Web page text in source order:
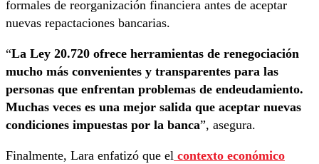
formales de reorganización financiera antes de aceptar
nuevas repactaciones bancarias.
“La Ley 20.720 ofrece herramientas de renegociación
mucho más convenientes y transparentes para las
personas que enfrentan problemas de endeudamiento.
Muchas veces es una mejor salida que aceptar nuevas
condiciones impuestas por la banca”, asegura.
Finalmente, Lara enfatizó que el contexto económico